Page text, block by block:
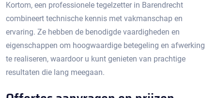
Kortom, een professionele tegelzetter in Barendrecht
combineert technische kennis met vakmanschap en
ervaring.​ Ze hebben de benodigde vaardigheden en
eigenschappen om hoogwaardige betegeling en afwerking
te realiseren, waardoor u kunt genieten van prachtige
resultaten die lang meegaan.​